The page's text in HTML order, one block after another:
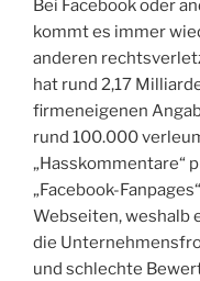
Bei Facebook oder
kommt es immer
anderen
hat rund 2,17
firmeneigenen
rund 100.000
„Hasskommentare“
„Facebook-
Webseiten, weshalb
die
und schlechte